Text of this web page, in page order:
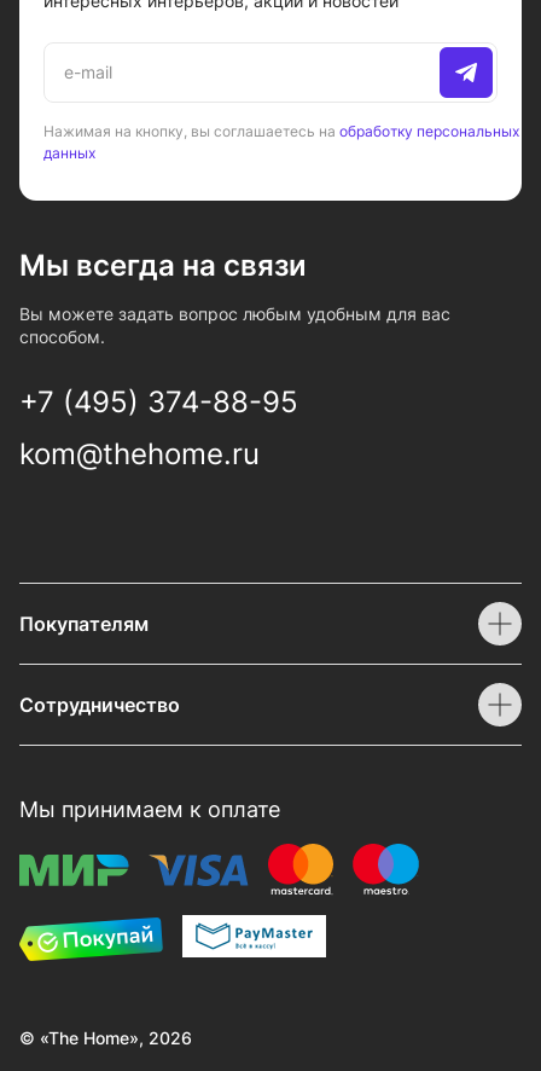
Нажимая на кнопку, вы соглашаетесь на обработку персональных
данных
Мы всегда на связи
Вы можете задать вопрос любым удобным для вас
способом.
+7 (495) 374-88-95
kom@thehome.ru
Покупателям
Сотрудничество
Мы принимаем к оплате
© «The Home», 2026